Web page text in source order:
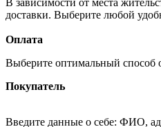
В зависимости от места
доставки. Выберите любой
Оплата
Выберите оптимальный способ
Покупатель
Введите данные о себе: ФИО,